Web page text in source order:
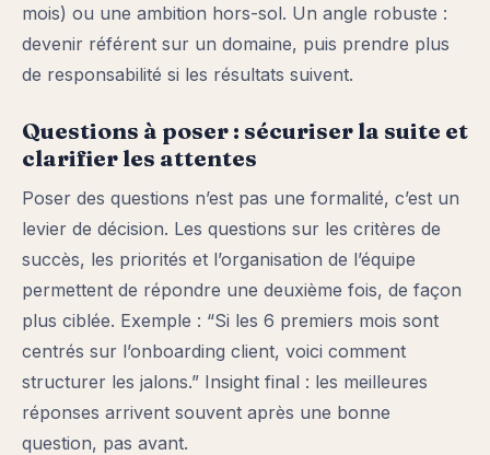
mois) ou une ambition hors-sol. Un angle robuste :
devenir référent sur un domaine, puis prendre plus
de responsabilité si les résultats suivent.
Questions à poser : sécuriser la suite et
clarifier les attentes
Poser des questions n’est pas une formalité, c’est un
levier de décision. Les questions sur les critères de
succès, les priorités et l’organisation de l’équipe
permettent de répondre une deuxième fois, de façon
plus ciblée. Exemple : “Si les 6 premiers mois sont
centrés sur l’onboarding client, voici comment
structurer les jalons.” Insight final : les meilleures
réponses arrivent souvent après une bonne
question, pas avant.